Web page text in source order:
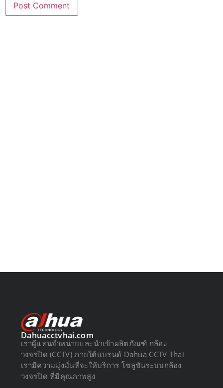
Dahuacctvhai.com
เราผู้แทนจำหน่ายและนำเข้าผลิตภัณฑ์ กล้อง
วงจรปิด (CCTV) ภายใต้แบรนด์ Dahua CCTV Thai
เรามีความมุ่งมั่นที่จะให้บริการ โซลูชันระบบกล้อง
วงจรปิด ที่มีคุณภาพสูง